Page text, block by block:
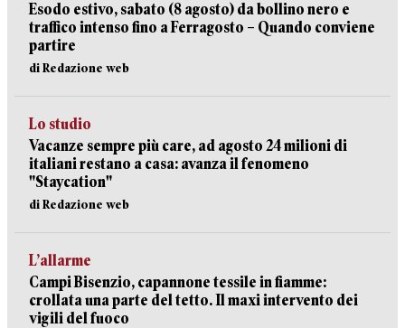
Esodo estivo, sabato (8 agosto) da bollino nero e
traffico intenso fino a Ferragosto – Quando conviene
partire
di Redazione web
Lo studio
Vacanze sempre più care, ad agosto 24 milioni di
italiani restano a casa: avanza il fenomeno
"Staycation"
di Redazione web
L’allarme
Campi Bisenzio, capannone tessile in fiamme:
crollata una parte del tetto. Il maxi intervento dei
vigili del fuoco